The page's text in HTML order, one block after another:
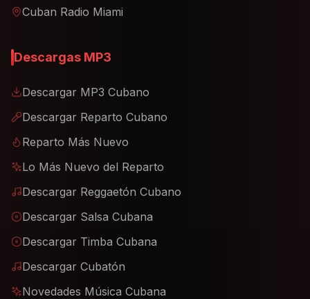
Cuban Radio Miami
Descargas MP3
Descargar MP3 Cubano
Descargar Reparto Cubano
Reparto Más Nuevo
Lo Más Nuevo del Reparto
Descargar Reggaetón Cubano
Descargar Salsa Cubana
Descargar Timba Cubana
Descargar Cubatón
Novedades Música Cubana